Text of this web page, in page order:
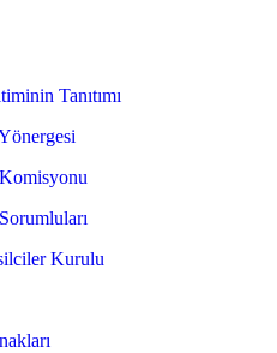
Tanıtımı
Kurulu